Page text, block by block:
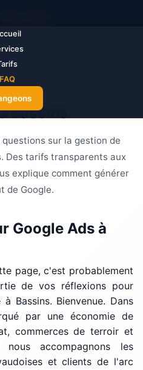
FAQ
Bassins
sur la gestion de
Des tarifs transparents aux
explique comment générer
de Google.
Google Ads à
page, c'est probablement
de vos réflexions pour
Bassins. Bienvenue. Dans
par une économie de
commerces de terroir et
nous accompagnons les
et clients de l'arc